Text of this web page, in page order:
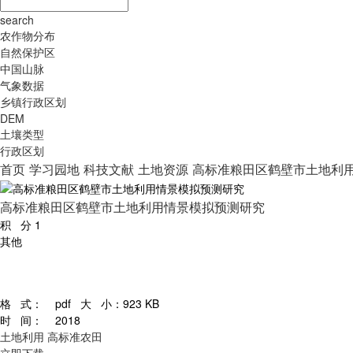
search
农作物分布
自然保护区
中国山脉
气象数据
乡镇行政区划
DEM
土壤类型
行政区划
首页 学习园地 科技文献 土地资源 高标准粮田区鹤壁市土地利
高标准粮田区鹤壁市土地利用情景模拟预测研究
积 分 1
其他
格 式： pdf 大 小： 923 KB
时 间：
2018
土地利用 高标准农田